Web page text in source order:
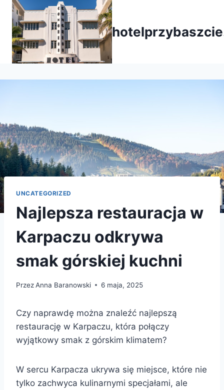
Przejdź
treści
UNCATEGORIZED
Najlepsza restauracja w
Karpaczu odkrywa
smak górskiej kuchni
PrzezAnna Baranowski 6 maja, 2025
Czy naprawdę można znaleźć najlepszą
restaurację w Karpaczu, która połączy
wyjątkowy smak z górskim klimatem?
W sercu Karpacza ukrywa się miejsce, które nie
tylko zachwyca kulinarnymi specjałami, ale